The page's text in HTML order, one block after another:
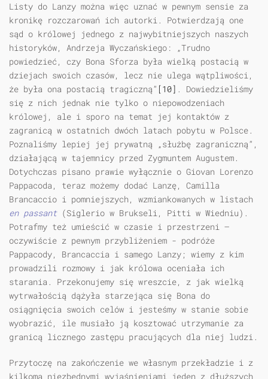
Listy do Lanzy można więc uznać w pewnym sensie za
kronikę rozczarowań ich autorki. Potwierdzają one
sąd o królowej jednego z najwybitniejszych naszych
historyków, Andrzeja Wyczańskiego: „Trudno
powiedzieć, czy Bona Sforza była wielką postacią w
dziejach swoich czasów, lecz nie ulega wątpliwości,
że była ona postacią tragiczną” [10] . Dowiedzieliśmy
się z nich jednak nie tylko o niepowodzeniach
królowej, ale i sporo na temat jej kontaktów z
zagranicą w ostatnich dwóch latach pobytu w Polsce.
Poznaliśmy lepiej jej prywatną „służbę zagraniczną”,
działającą w tajemnicy przed Zygmuntem Augustem.
Dotychczas pisano prawie wyłącznie o Giovan Lorenzo
Pappacoda, teraz możemy dodać Lanzę, Camilla
Brancaccio i pomniejszych, wzmiankowanych w listach
en passant(Siglerio w Brukseli, Pitti w Wiedniu).
Potrafmy też umieścić w czasie i przestrzeni –
oczywiście z pewnym przybliżeniem - podróże
Pappacody, Brancaccia i samego Lanzy; wiemy z kim
prowadzili rozmowy i jak królowa oceniała ich
starania. Przekonujemy się wreszcie, z jak wielką
wytrwałością dążyła starzejąca się Bona do
osiągnięcia swoich celów i jesteśmy w stanie sobie
wyobrazić, ile musiało ją kosztować utrzymanie za
granicą licznego zastępu pracujących dla niej ludzi.
Przytoczę na zakończenie we własnym przekładzie i z
kilkoma niezbędnymi wyjaśnieniami jeden z dłuższych